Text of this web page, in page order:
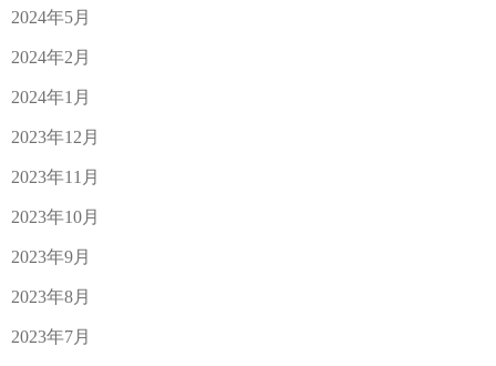
2024年5月
2024年2月
2024年1月
2023年12月
2023年11月
2023年10月
2023年9月
2023年8月
2023年7月